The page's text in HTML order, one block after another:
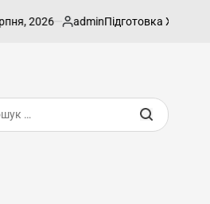
Опубліковано
adminПідготовка Харкова до зими: